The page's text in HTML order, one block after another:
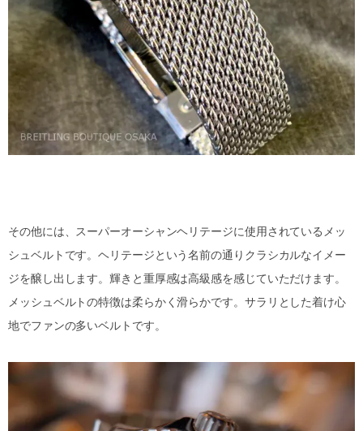
その他には、スーパーオーシャンヘリテージに使用されているメッ
シュベルトです。ヘリテージという名前の通りクラシカルなイメー
ジを醸し出します。輝きと重厚感は高級感を感じていただけます。
メッシュベルトの特徴は柔らかく滑らかです。サラリとした着け心
地でファンの多いベルトです。